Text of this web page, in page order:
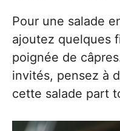
Pour une salade
ajoutez quelques
poignée de
invités, pensez à
cette salade part